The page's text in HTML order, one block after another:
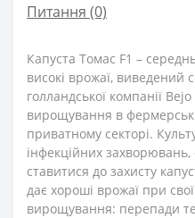
Питання (0)
Капуста Томас F1 –
високі врожаї, виведений
голландської компанії
вирощування в
приватному секторі.
інфекційних
ставитися до захисту
дає хороші врожаї при
вирощування: перепади